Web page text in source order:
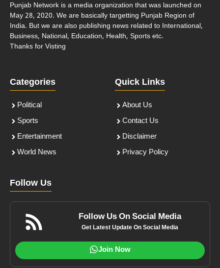
Punjab Network is a media organization that was launched on
May 28, 2020. We are basically targetting Punjab Region of
India. But we are also publishing news related to International,
Business, National, Education, Health, Sports etc.
Thanks for Visting
Categories
Political
Sports
Entertainment
World News
Quick Links
About Us
Contact Us
Disclaimer
Privacy Policy
Follow Us
Follow Us On Social Media
Get Latest Update On Social Media
Join Now